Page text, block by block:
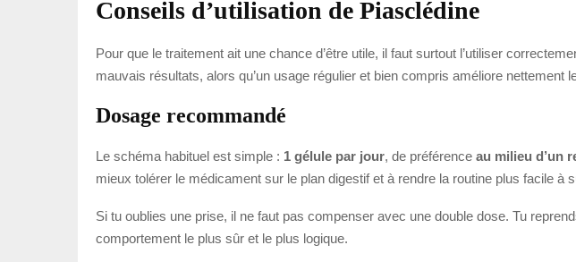
Conseils d’utilisation de Piasclédine
Pour que le traitement ait une chance d’être utile, il faut surtout l’utiliser
mauvais résultats, alors qu’un usage régulier et bien compris améliore nettement
Dosage recommandé
Le schéma habituel est simple : 1 gélule par jour, de préférence au milieu d’un
mieux tolérer le médicament sur le plan digestif et à rendre la routine plus facile à
Si tu oublies une prise, il ne faut pas compenser avec une double dose. Tu
comportement le plus sûr et le plus logique.